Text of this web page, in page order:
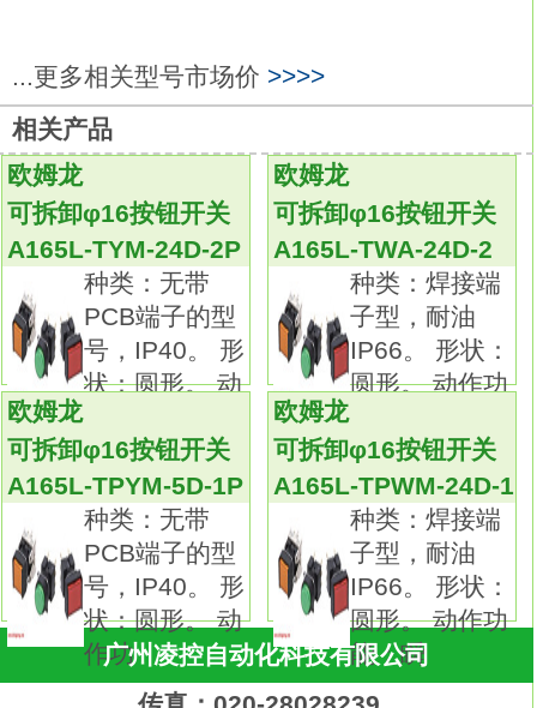
颜色：蓝色。
可安装在φ22或φ25的面板开孔中（使用适
配环时）。
可用摆杆方便的拆卸单元。
开关部位3列安装,提高了布线效率A165L-
TWA-24-1
标准配备了防指触功能。
φ25用的适配环还能对应φ25的面板开口。
压接端子可以用开型（叉型）、闭型（圆
型） 中的任意一个来安装原装欧姆龙
A165L-TWA-24-1。
IP65耐油（非带灯型）IP65（带灯型）。种
类：带灯型（圆形）。
形状：圆形/全保护罩型 LED带灯（无减压
单元）。
输出数：SPST-NO。
带灯：LED。
使用电压：AC100V。
操作：瞬时动作（自动复位型）。
...更多相关型号市场价 >>>>
相关产品
欧姆龙
可拆卸φ16按钮开关
A165L-TYM-24D-2P
种类：无带
PCB端子的型
号，IP40。 形
状：圆形。 动
欧姆龙
可拆卸φ16按钮开关
A165L-TWA-24D-2
种类：焊接端
子型，耐油
IP66。 形状：
圆形。 动作功
欧姆龙
可拆卸φ16按钮开关
A165L-TPYM-5D-1P
种类：无带
PCB端子的型
号，IP40。 形
状：圆形。 动
作功
欧姆龙
可拆卸φ16按钮开关
A165L-TPWM-24D-1
种类：焊接端
子型，耐油
IP66。 形状：
圆形。 动作功
能：瞬
广州凌控自动化科技有限公司